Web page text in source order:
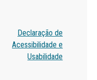
Declaração de
Acessibilidade e
Usabilidade